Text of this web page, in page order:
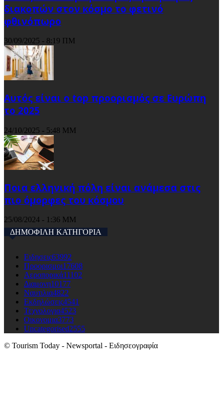
διακοπών στον κόσμο το φετινό
φθινόπωρο
30/09/2025 - 8:19 ΠΜ
Αυτός είναι ο top προορισμός σε Ευρώπη
το 2025
24/10/2025 - 5:48 ΜΜ
Ποια ελληνική πόλη είναι ανάμεσα στις
πιο όμορφες του κόσμου
25/08/2024 - 1:36 ΜΜ
ΔΗΜΟΦΙΛΗ ΚΑΤΗΓΟΡΙΑ
Ειδησεις63992
Προορισμοι17608
Αεροπορικά11102
Διαμονη10177
Ναυτιλια4822
Εκδηλώσεις4541
Τεχνολογια4523
Οικονομια3773
Uncategorised2555
© Tourism Today - Newsportal - Ειδησεογραφία